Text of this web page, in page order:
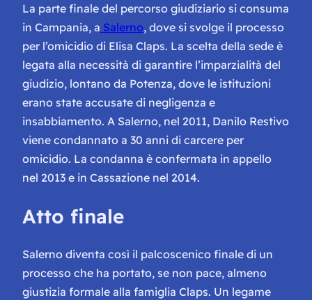
La parte finale del percorso giudiziario si consuma
in Campania, a Salerno, dove si svolge il processo
per l’omicidio di Elisa Claps. La scelta della sede è
legata alla necessità di garantire l’imparzialità del
giudizio, lontano da Potenza, dove le istituzioni
erano state accusate di negligenza e
insabbiamento. A Salerno, nel 2011, Danilo Restivo
viene condannato a 30 anni di carcere per
omicidio. La condanna è confermata in appello
nel 2013 e in Cassazione nel 2014.
Atto finale
Salerno diventa così il palcoscenico finale di un
processo che ha portato, se non pace, almeno
giustizia formale alla famiglia Claps. Un legame